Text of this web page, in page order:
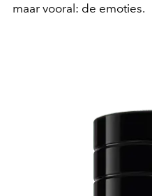
maar vooral: de emoties.